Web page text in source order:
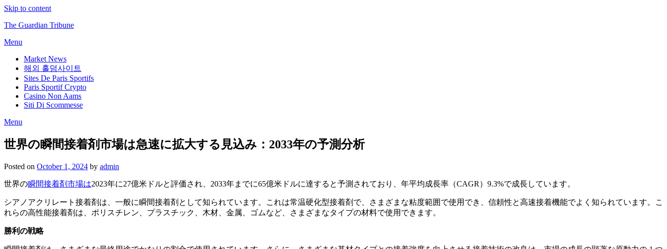
Skip to content
The Guardian Tribune
Menu
Market News
해외 홀덤사이트
Sites De Paris Sportifs
Paris Sportif Crypto
Casino Non Aams
Siti Di Scommesse
Menu
世界の瞬間接着剤市場は急速に拡大する見込み：2033年の予測分析
Posted on October 1, 2024 by admin
世界の瞬間接着剤市場は2023年に27億米ドルと評価され、2033年までに65億米ドルに達すると予測されており、年平均成長率（CAGR）9.3%で成長しています。
シアノアクリレート接着剤は、一般に瞬間接着剤として知られています。これは常温硬化型接着剤で、さまざまな粘度範囲で使用でき、信頼性と高速接着機能でよく知られています。こ
れらの高性能接着剤は、ポリスチレン、プラスチック、木材、金属、ゴムなど、さまざまなタイプの材料で使用できます。
勝利の戦略